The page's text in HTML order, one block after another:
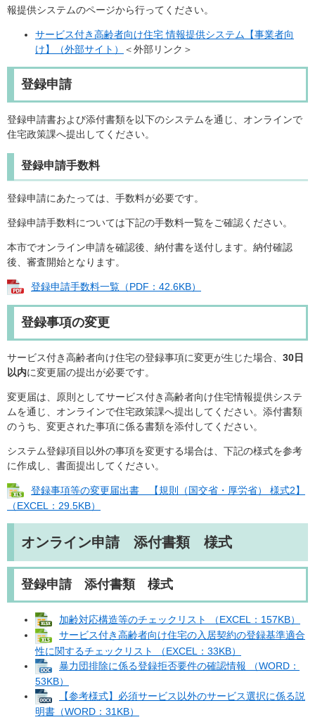
報提供システムのページから行ってください。
サービス付き高齢者向け住宅 情報提供システム【事業者向
け】（外部サイト）
＜外部リンク＞
登録申請
登録申請書および添付書類を以下のシステムを通じ、オンラインで
住宅政策課へ提出してください。
登録申請手数料
登録申請にあたっては、手数料が必要です。
登録申請手数料については下記の手数料一覧をご確認ください。
本市でオンライン申請を確認後、納付書を送付します。納付確認
後、審査開始となります。
登録申請手数料一覧（PDF：42.6KB）
登録事項の変更
サービス付き高齢者向け住宅の登録事項に変更が生じた場合、 30日
以内に変更届の提出が必要です。
変更届は、原則としてサービス付き高齢者向け住宅情報提供システ
ムを通じ、オンラインで住宅政策課へ提出してください。添付書類
のうち、変更された事項に係る書類を添付してください。
システム登録項目以外の事項を変更する場合は、下記の様式を参考
に作成し、書面提出してください。
登録事項等の変更届出書 【規則（国交省・厚労省） 様式2】
（EXCEL：29.5KB）
オンライン申請 添付書類 様式
登録申請 添付書類 様式
加齢対応構造等のチェックリスト （EXCEL：157KB）
サービス付き高齢者向け住宅の入居契約の登録基準適合
性に関するチェックリスト （EXCEL：33KB）
暴力団排除に係る登録拒否要件の確認情報 （WORD：
53KB）
【参考様式】必須サービス以外のサービス選択に係る説
明書（WORD：31KB）